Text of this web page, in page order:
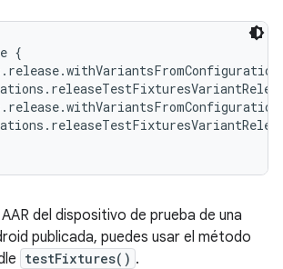
{
del dispositivo de prueba de una
publicada, puedes usar el método
testFixtures() .